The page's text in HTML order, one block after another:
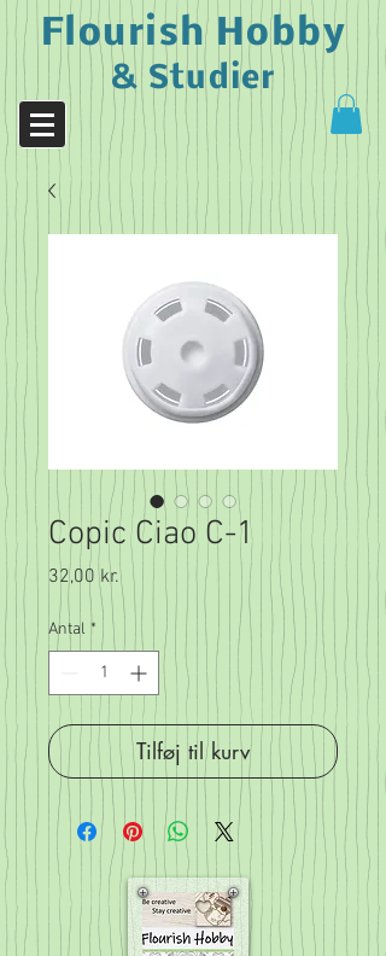
Flourish Hobby
& Studier
Copic Ciao C-1
32,00 kr.Pris
Antal *
Tilføj til kurv